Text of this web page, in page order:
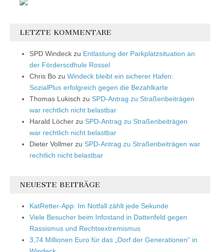
LETZTE KOMMENTARE
SPD Windeck zu Entlastung der Parkplatzsituation an
der Förderscdhule Rossel
Chris Bo zu Windeck bleibt ein sicherer Hafen:
SozialPlus erfolgreich gegen die Bezahlkarte
Thomas Lukisch zu SPD-Antrag zu Straßenbeiträgen
war rechtlich nicht belastbar
Harald Löcher zu SPD-Antrag zu Straßenbeiträgen
war rechtlich nicht belastbar
Dieter Vollmer zu SPD-Antrag zu Straßenbeiträgen war
rechtlich nicht belastbar
NEUESTE BEITRÄGE
KatRetter-App: Im Notfall zählt jede Sekunde
Viele Besucher beim Infostand in Dattenfeld gegen
Rassismus und Rechtsextremismus
3,74 Millionen Euro für das „Dorf der Generationen“ in